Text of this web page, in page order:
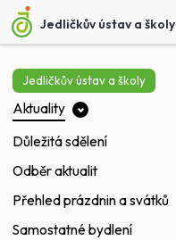
Jedličkův ústav a školy
Jedličkův ústav a školy
Aktuality
Důležitá sdělení
Odběr aktualit
Přehled prázdnin a svátků
Samostatné bydlení